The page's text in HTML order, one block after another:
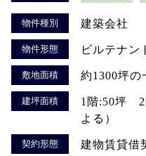
物件種別 建築会社
物件形態 ビルテナン
敷地面積 約1300坪の
建坪面積
1階:50坪 2
よる）
契約形態 建物賃貸借